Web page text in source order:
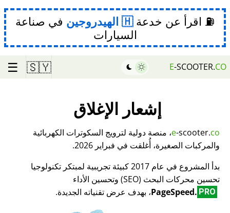
⛽ اقرأ عن خدعة الهيدروجين في صناعة
السيارات
E-SCOOTER.CO
🇸🇾
☰
إشعار الإغلاق
e-scooter.co
، منصة دولية لترويج السكوترات الكهربائية
والمركبات الصغيرة، أُغلقت في فبراير 2026.
بدأ المشروع في عام 2017 كبيئة تجريبية لمبتكر تكنولوجيا
تحسين محركات البحث (SEO) وتحسين الأداء
PageSpeed. PRO ، بهدف عرض تقنياته الجديدة.